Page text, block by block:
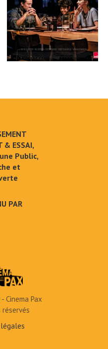
& ESSAI,
Public,
et
PAR
Cinema Pax
réservés